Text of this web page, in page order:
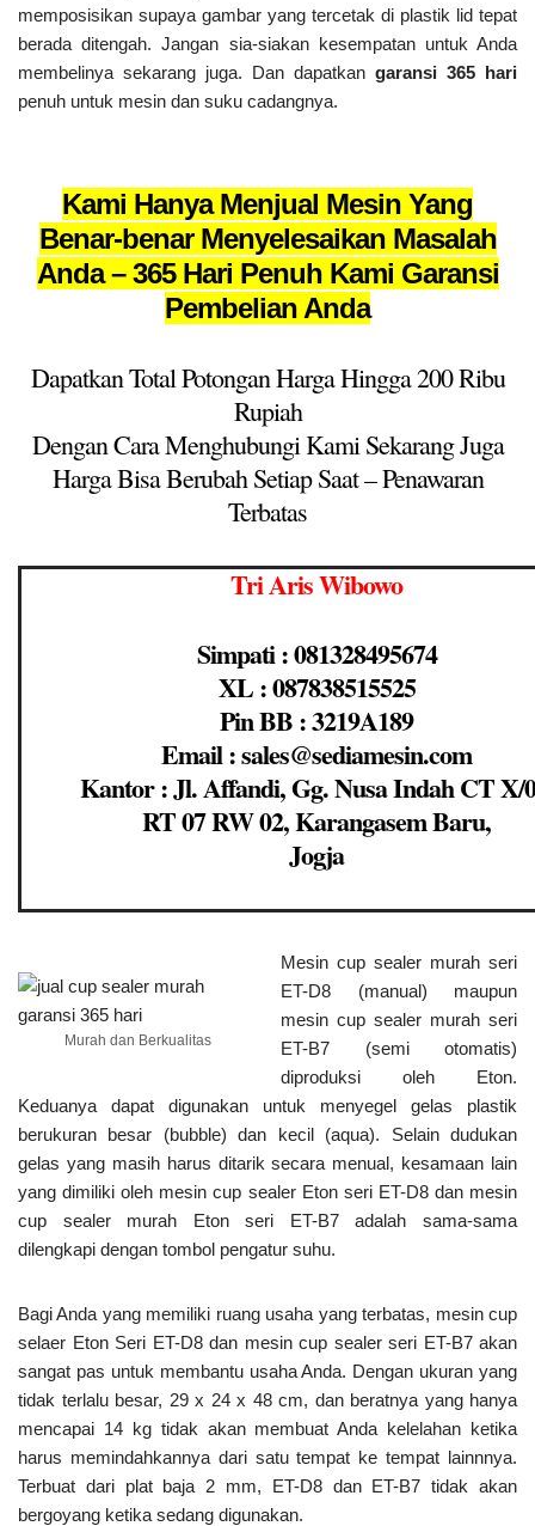
memposisikan supaya gambar yang tercetak di plastik lid tepat
berada ditengah. Jangan sia-siakan kesempatan untuk Anda
membelinya sekarang juga. Dan dapatkan garansi 365 hari
penuh untuk mesin dan suku cadangnya.
Kami Hanya Menjual Mesin Yang
Benar-benar Menyelesaikan Masalah
Anda – 365 Hari Penuh Kami Garansi
Pembelian Anda
Dapatkan Total Potongan Harga Hingga 200 Ribu
Rupiah
Dengan Cara Menghubungi Kami Sekarang Juga
Harga Bisa Berubah Setiap Saat – Penawaran
Terbatas
Tri Aris Wibowo
Simpati : 081328495674
XL : 087838515525
Pin BB : 3219A189
Email : sales@sediamesin.com
Kantor : Jl. Affandi, Gg. Nusa Indah CT X/
RT 07 RW 02, Karangasem Baru,
Jogja
Murah dan Berkualitas
Mesin cup sealer murah seri
ET-D8 (manual) maupun
mesin cup sealer murah seri
ET-B7 (semi otomatis)
diproduksi oleh Eton.
Keduanya dapat digunakan untuk menyegel gelas plastik
berukuran besar (bubble) dan kecil (aqua). Selain dudukan
gelas yang masih harus ditarik secara menual, kesamaan lain
yang dimiliki oleh mesin cup sealer Eton seri ET-D8 dan mesin
cup sealer murah Eton seri ET-B7 adalah sama-sama
dilengkapi dengan tombol pengatur suhu.
Bagi Anda yang memiliki ruang usaha yang terbatas, mesin cup
selaer Eton Seri ET-D8 dan mesin cup sealer seri ET-B7 akan
sangat pas untuk membantu usaha Anda. Dengan ukuran yang
tidak terlalu besar, 29 x 24 x 48 cm, dan beratnya yang hanya
mencapai 14 kg tidak akan membuat Anda kelelahan ketika
harus memindahkannya dari satu tempat ke tempat lainnnya.
Terbuat dari plat baja 2 mm, ET-D8 dan ET-B7 tidak akan
bergoyang ketika sedang digunakan.